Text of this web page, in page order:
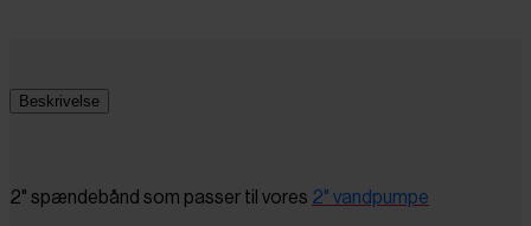
Beskrivelse
2" spændebånd som passer til vores 2" vandpumpe